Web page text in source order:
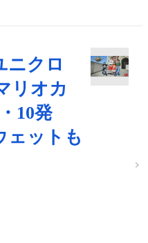
ニクロ
リオカ
10発
ットも